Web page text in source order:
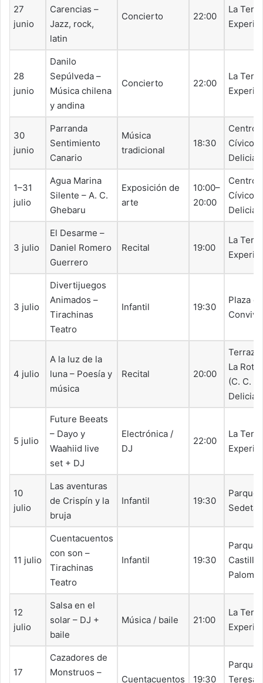
27
junio
Carencias –
Jazz, rock,
latin
Concierto 22:00
La
28
junio
Danilo
Sepúlveda –
Música chilena
y andina
Concierto 22:00
La
30
junio
Parranda
Sentimiento
Canario
Música
tradicional
18:30
Centro
Cívico
Delicias
1–31
julio
Agua Marina
Silente – A. C.
Ghebaru
Exposición de
arte
10:00–
20:00
Centro
Cívico
Delicias
3 julio
El Desarme –
Daniel Romero
Guerrero
Recital 19:00
La
3 julio
Divertijuegos
Animados –
Tirachinas
Teatro
Infantil 19:30
Plaza
4 julio
A la luz de la
luna – Poesía y
música
Recital 20:00
Terraza
La
(C. C.
5 julio
Future Beeats
– Dayo y
Waahiid live
set + DJ
Electrónica /
DJ
22:00
La
10
julio
Las aventuras
de Crispín y la
bruja
Infantil 19:30
Parque
11 julio
Cuentacuentos
con son –
Tirachinas
Teatro
Infantil 19:30
Parque
Castillo
Palomar
12
julio
Salsa en el
solar – DJ +
baile
Música / baile 21:00
La
17
Cazadores de
Monstruos –
Cuentacuentos 19:30
Parque
Teresa